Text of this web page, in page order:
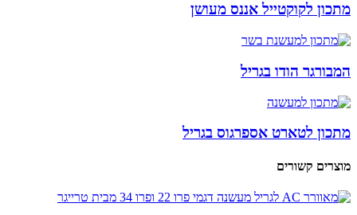
מתכון לקוקטייל אננס מעושן
המבורגר הודו בגריל
מתכון לטארט אספרגוס בגריל
מוצרים קשורים